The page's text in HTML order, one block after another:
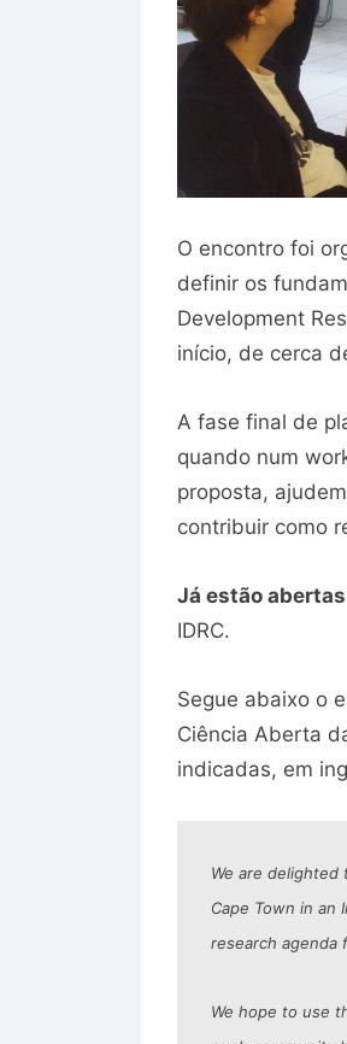
O encontro foi
definir os
Development
início, de cerca
A fase final de
quando num
proposta,
contribuir como
Já estão
IDRC.
Segue abaixo o
Ciência Aberta
indicadas, em
We are
Cape Town in an
research agenda
We hope to use